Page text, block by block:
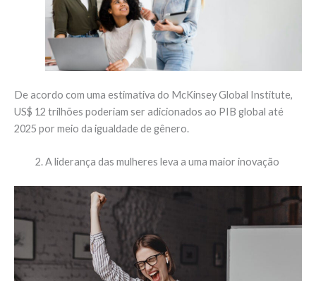
De acordo com uma estimativa do McKinsey Global Institute,
US$ 12 trilhões poderiam ser adicionados ao PIB global até
2025 por meio da igualdade de gênero.
A liderança das mulheres leva a uma maior inovação